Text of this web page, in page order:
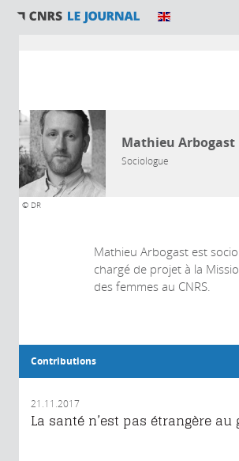
AUTEUR
© DR
Mathieu Arbogast
Sociologue
Mathieu Arbogast est
chargé de projet à la
des femmes au CNRS.
Contributions
21.11.2017
La santé n’est pas étrangère au